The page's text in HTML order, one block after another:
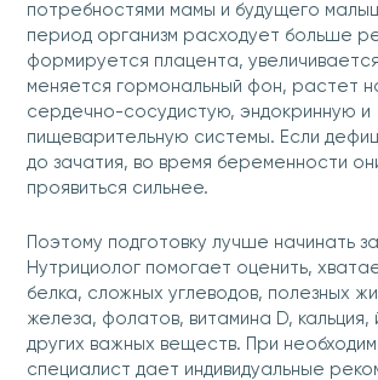
потребностями мамы и будущего
период организм расходует больше
формируется плацента,
меняется гормональный фон, растет
сердечно-сосудистую, эндокринную и
пищеварительную системы. Если
до зачатия, во время беременности
проявиться сильнее.
Поэтому подготовку лучше начинать
Нутрициолог помогает оценить,
белка, сложных углеводов, полезных
железа, фолатов, витамина D,
других важных веществ. При
специалист дает индивидуальные